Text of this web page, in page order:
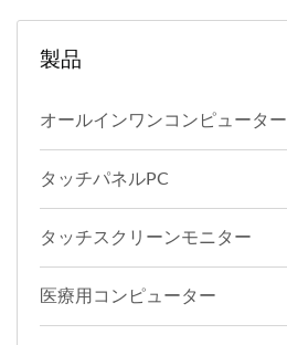
製品
オールインワンコンピューター
タッチパネルPC
タッチスクリーンモニター
医療用コンピューター